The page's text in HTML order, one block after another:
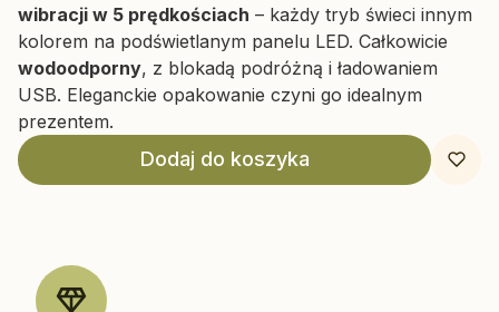
wibracji w 5 prędkościach – każdy tryb świeci innym
kolorem na podświetlanym panelu LED. Całkowicie
wodoodporny, z blokadą podróżną i ładowaniem
USB. Eleganckie opakowanie czyni go idealnym
prezentem.
Dodaj do koszyka